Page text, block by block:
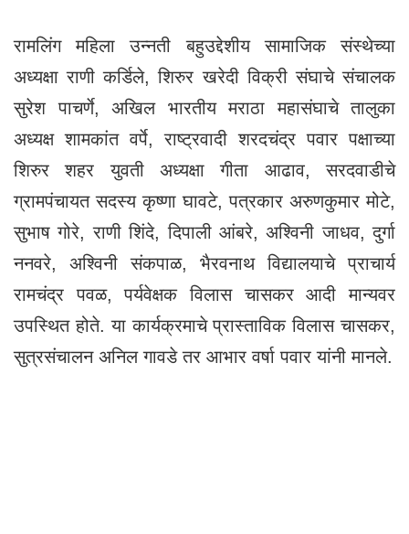
रामलिंग महिला उन्नती बहुउद्देशीय सामाजिक संस्थेच्या
अध्यक्षा राणी कर्डिले, शिरुर खरेदी विक्री संघाचे संचालक
सुरेश पाचर्णे, अखिल भारतीय मराठा महासंघाचे तालुका
अध्यक्ष शामकांत वर्पे, राष्ट्रवादी शरदचंद्र पवार पक्षाच्या
शिरुर शहर युवती अध्यक्षा गीता आढाव, सरदवाडीचे
ग्रामपंचायत सदस्य कृष्णा घावटे, पत्रकार अरुणकुमार मोटे,
सुभाष गोरे, राणी शिंदे, दिपाली आंबरे, अश्विनी जाधव, दुर्गा
ननवरे, अश्विनी संकपाळ, भैरवनाथ विद्यालयाचे प्राचार्य
रामचंद्र पवळ, पर्यवेक्षक विलास चासकर आदी मान्यवर
उपस्थित होते. या कार्यक्रमाचे प्रास्ताविक विलास चासकर,
सुत्रसंचालन अनिल गावडे तर आभार वर्षा पवार यांनी मानले.